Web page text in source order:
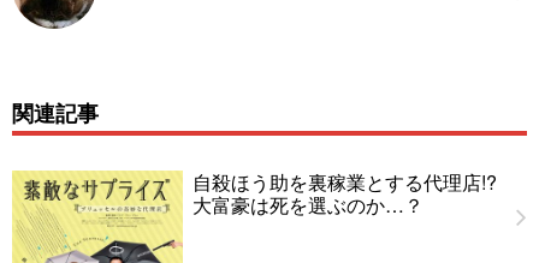
関連記事
自殺ほう助を裏稼業とする代理店!?
大富豪は死を選ぶのか…？